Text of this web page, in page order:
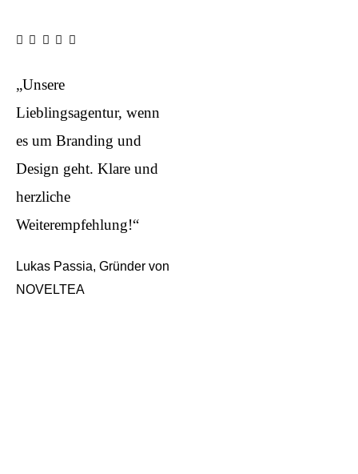
„Unsere
Lieblingsagentur, wenn
es um Branding und
Design geht. Klare und
herzliche
Weiterempfehlung!“
Lukas Passia, Gründer von
NOVELTEA